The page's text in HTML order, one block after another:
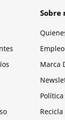
Sobre
Empleo
Marca